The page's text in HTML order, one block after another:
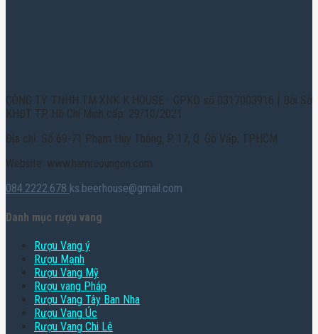
CÔNG TY TNHH TM XNK K HOUSE - GPKD số 0317003916 | Bởi Sở
KHĐT TP. Hồ Chí Minh cấp: 29/10/2021
Địa chỉ: Số 69-71 Phạm Huy Thông, P. 17, Q. Gò Vấp, TPHCM
Website: www.hamruoungon.com
084.2222.678 ks.beerhouse@gmail.com
Danh mục rượu vang
Rượu Vang ý
Rượu Mạnh
Rượu Vang Mỹ
Rượu vang Pháp
Rượu Vang Tây Ban Nha
Rượu Vang Úc
Rượu Vang Chi Lê